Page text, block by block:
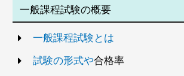
その年の1月1日から翌年の12月31
い込まれた保険料から、社員（契
金を差し引いた金額が生命保険料
一般課程試験の概要
一般課程試験とは
試験の形式や合格率